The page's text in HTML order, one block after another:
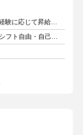
時給1300円～＋交通費（経験に応じて昇給あり）
週1日以上 1日3時間以上 シフト自由・自己申告